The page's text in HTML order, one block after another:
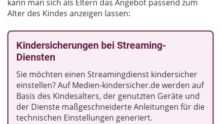
kann man sich als Eltern das Angebot passend zum
Alter des Kindes anzeigen lassen:
Kindersicherungen bei Streaming-
Diensten
Sie möchten einen Streamingdienst kindersicher
einstellen? Auf Medien-kindersicher.de werden auf
Basis des Kindesalters, der genutzten Geräte und
der Dienste maßgeschneiderte Anleitungen für die
technischen Einstellungen generiert.